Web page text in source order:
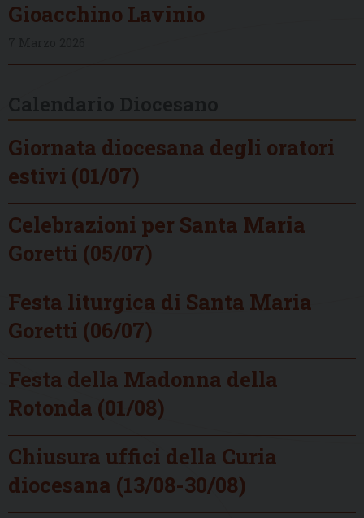
Gioacchino Lavinio
Giornata diocesana degli oratori
estivi (01/07)
Celebrazioni per Santa Maria
Goretti (05/07)
Festa liturgica di Santa Maria
Goretti (06/07)
Festa della Madonna della
Rotonda (01/08)
Chiusura uffici della Curia
diocesana (13/08-30/08)